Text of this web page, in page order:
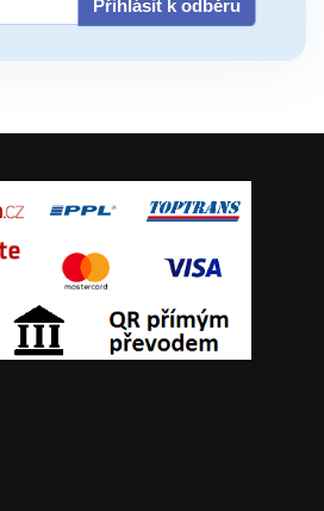
Přihlásit k odběru